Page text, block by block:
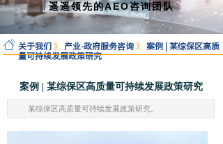
遥遥领先的AEO咨询团队
关于我们》 产业-政府服务咨询》 案例 | 某综保区高质
量可持续发展政策研究
案例 | 某综保区高质量可持续发展政策研究
某综保区高质量可持续发展政策研究。